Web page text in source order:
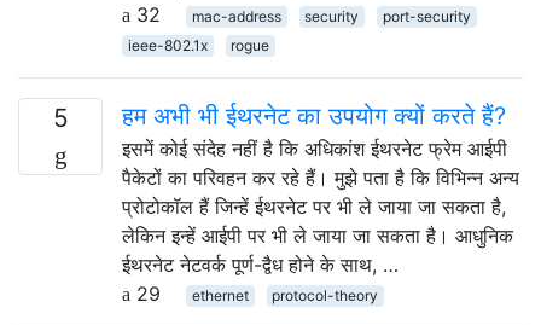
32
mac-address security
port-security
ieee-802.1x
rogue
5 हम अभी भी ईथरनेट का उपयोग क्यों करते हैं?
इसमें कोई संदेह नहीं है कि अधिकांश ईथरनेट फ्रेम आईपी
पैकेटों का परिवहन कर रहे हैं। मुझे पता है कि विभिन्न अन्य
प्रोटोकॉल हैं जिन्हें ईथरनेट पर भी ले जाया जा सकता है,
लेकिन इन्हें आईपी पर भी ले जाया जा सकता है। आधुनिक
ईथरनेट नेटवर्क पूर्ण-द्वैध होने के साथ, …
29
ethernet protocol-theory